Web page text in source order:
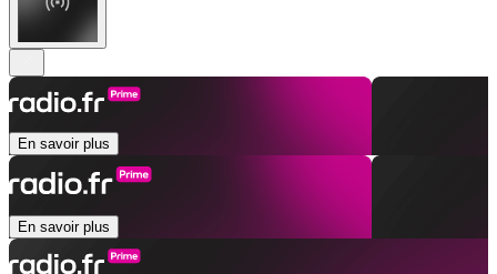
En savoir plus
En savoir plus